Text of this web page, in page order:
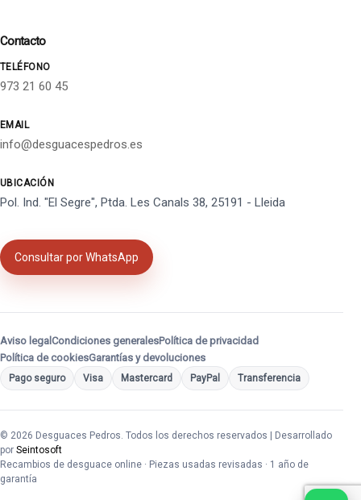
Contacto
TELÉFONO
973 21 60 45
EMAIL
info@desguacespedros.es
UBICACIÓN
Pol. Ind. "El Segre", Ptda. Les Canals 38, 25191 - Lleida
Consultar por WhatsApp
Aviso legal Condiciones generalesPolítica de privacidad
Política de cookiesGarantías y devoluciones
Pago seguro Visa Mastercard PayPal Transferencia
© 2026 Desguaces Pedros. Todos los derechos reservados | Desarrollado
por Seintosoft
Recambios de desguace online · Piezas usadas revisadas · 1 año de
garantía